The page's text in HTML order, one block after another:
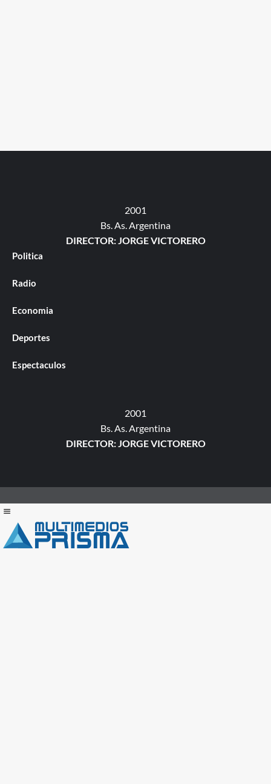
2001
Bs. As. Argentina
DIRECTOR: JORGE VICTORERO
Politica
Radio
Economia
Deportes
Espectaculos
2001
Bs. As. Argentina
DIRECTOR: JORGE VICTORERO